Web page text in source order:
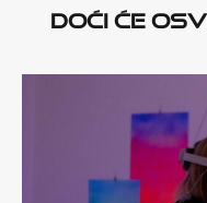
DOĆI ĆE